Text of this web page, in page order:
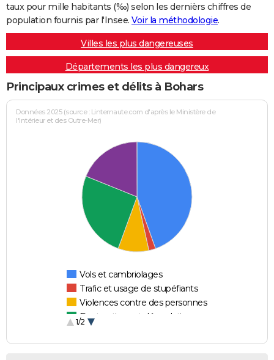
taux pour mille habitants (‰) selon les dernièrs chiffres de
population fournis par l'Insee. Voir la méthodologie.
Villes les plus dangereuses
Départements les plus dangereux
Principaux crimes et délits à Bohars
Données 2025 (source : Linternaute.com d'après le Ministère de
l'Intérieur et des Outre-Mer)
Vols et cambriolages
Trafic et usage de stupéfiants
Violences contre des personnes
Destructions et dégradations
1/2